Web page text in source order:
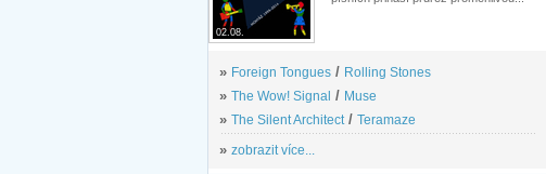
02.08.
» Foreign Tongues / Rolling Stones
» The Wow! Signal / Muse
» The Silent Architect / Teramaze
» zobrazit více...